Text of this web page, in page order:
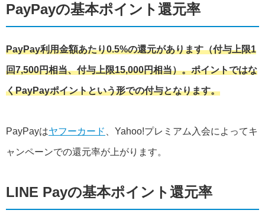
PayPayの基本ポイント還元率
PayPay利用金額あたり0.5%の還元があります（付与上限1
回7,500円相当、付与上限15,000円相当）。ポイントではな
くPayPayポイントという形での付与となります。
PayPayはヤフーカード 、Yahoo!プレミアム入会によってキ
ャンペーンでの還元率が上がります。
LINE Payの基本ポイント還元率